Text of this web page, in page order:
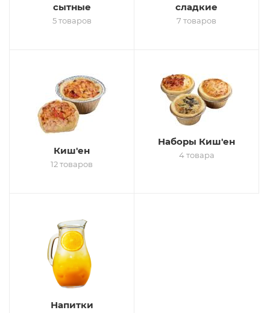
сытные
5 товаров
сладкие
7 товаров
Киш'ен
12 товаров
Наборы Киш'ен
4 товара
Напитки